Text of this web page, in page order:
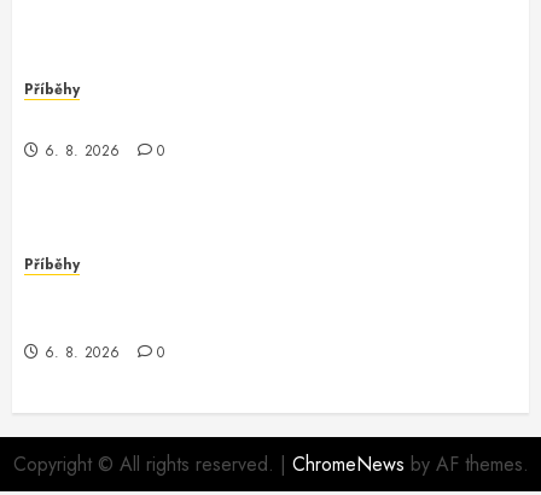
Příběhy
6. 8. 2026 0
Příběhy
6. 8. 2026 0
Copyright © All rights reserved. | ChromeNews by AF themes.